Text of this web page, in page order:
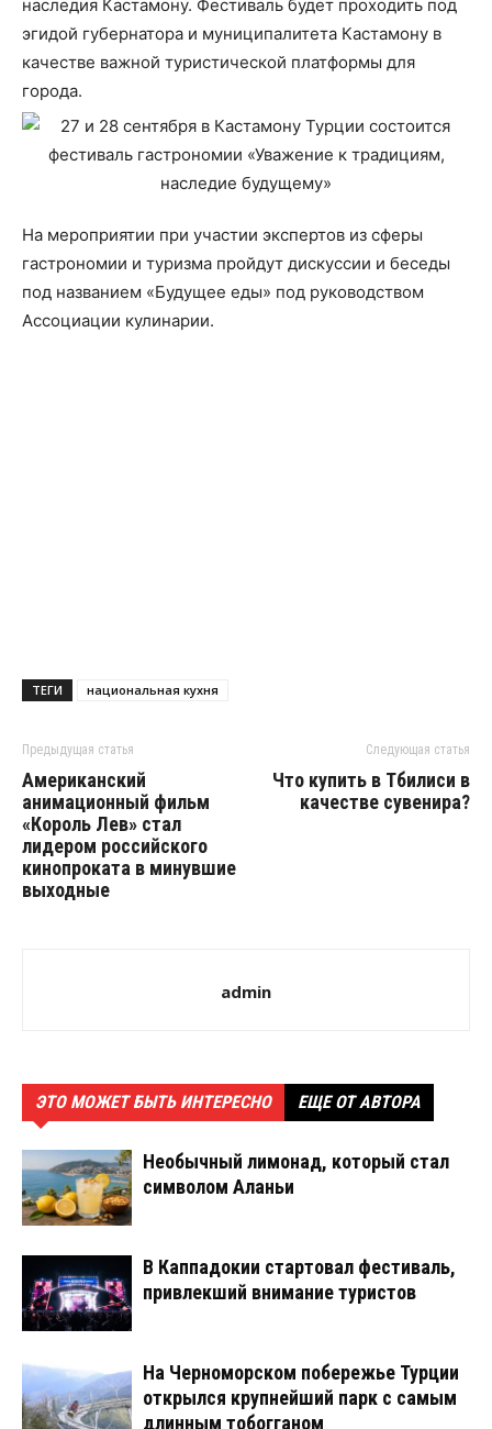
наследия Кастамону. Фестиваль будет проходить под
эгидой губернатора и муниципалитета Кастамону в
качестве важной туристической платформы для
города.
На мероприятии при участии экспертов из сферы
гастрономии и туризма пройдут дискуссии и беседы
под названием «Будущее еды» под руководством
Ассоциации кулинарии.
ТЕГИ национальная кухня
Предыдущая статья
Американский
анимационный фильм
«Король Лев» стал
лидером российского
кинопроката в минувшие
выходные
Следующая статья
Что купить в Тбилиси в
качестве сувенира?
admin
ЭТО МОЖЕТ БЫТЬ ИНТЕРЕСНО ЕЩЕ ОТ АВТОРА
Необычный лимонад, который стал
символом Аланьи
В Каппадокии стартовал фестиваль,
привлекший внимание туристов
На Черноморском побережье Турции
открылся крупнейший парк с самым
длинным тобогганом